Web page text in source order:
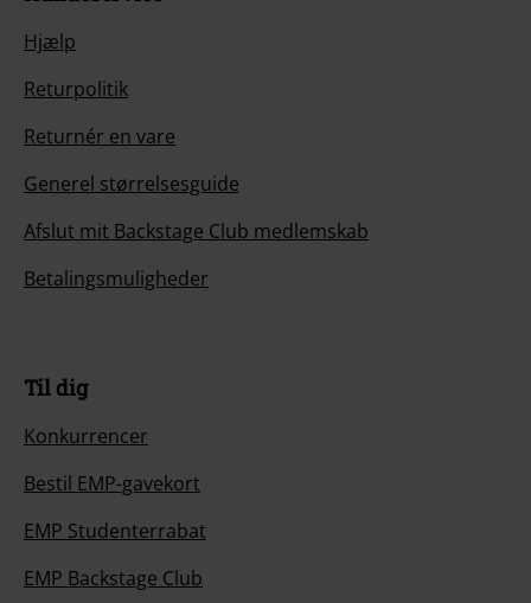
Hjælp
Returpolitik
Returnér en vare
Generel størrelsesguide
Afslut mit Backstage Club medlemskab
Betalingsmuligheder
Til dig
Konkurrencer
Bestil EMP-gavekort
EMP Studenterrabat
EMP Backstage Club